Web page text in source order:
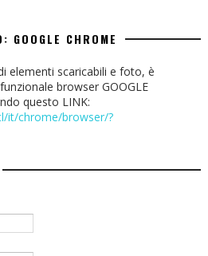
GOOGLE CHROME
elementi scaricabili e foto, è
browser GOOGLE
questo LINK:
it/chrome/browser/?